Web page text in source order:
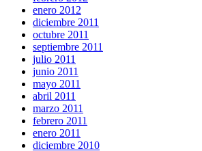
enero 2012
diciembre 2011
octubre 2011
septiembre 2011
julio 2011
junio 2011
mayo 2011
abril 2011
marzo 2011
febrero 2011
enero 2011
diciembre 2010